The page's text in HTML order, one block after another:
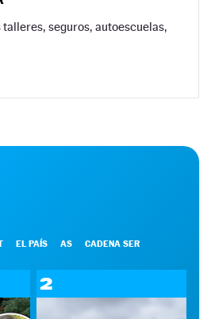
seguros, autoescuelas,
EL PAÍS AS CADENA SER
2